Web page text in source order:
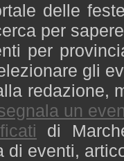
delle
per
per
gli
redazione,
un
di
di eventi,